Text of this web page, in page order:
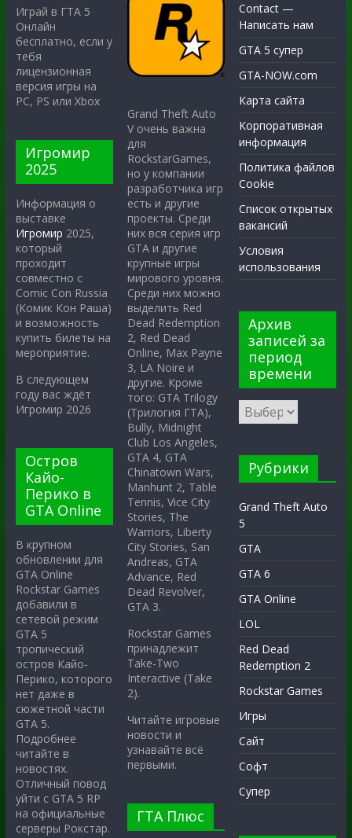
Играй в ГТА 5
Онлайн
бесплатно, если у
тебя
лицензионная
версия игры на
PC, PS или Xbox
Игромир
2025
Информация о
выставке
Игромир 2025,
который
проходит
совместно с
Comic Con Russia
(Комик Кон Раша)
и возможность
купить билеты на
мероприятие.
В следующем
году вас ждёт
Игромир 2026
Остров
Кайо-
Перико в
GTA Online
В крупном
обновлении для
GTA Online
Rockstar Games
добавили в
сетевой режим
GTA 5
тропический
остров Кайо-
Перико, которого
нет даже в
сюжетной части
GTA 5.
Подробнее
читайте в
новостях.
Отличный повод
уйти с GTA 5 RP
на официальные
серверы Рокстар.
Grand Theft Auto
V очень важна
для
RockstarGames,
но у компании
разработчика игр
есть и другие
проекты. Среди
них вся серия игр
GTA и другие
крупные игры
мирового уровня.
Среди них можно
выделить Red
Dead Redemption
2, Red Dead
Online, Max Payne
3, LA Noire и
другие. Кроме
того: GTA Trilogy
(Трилогия ГТА),
Bully, Midnight
Club Los Angeles,
GTA 4, GTA
Chinatown Wars,
Manhunt 2, Table
Tennis, Vice City
Stories, The
Warriors, Liberty
City Stories, San
Andreas, GTA
Advance, Red
Dead Revolver,
GTA 3.
Rockstar Games
принадлежит
Take-Two
Interactive (Take
2).
Читайте игровые
новости и
узнавайте всё
первыми.
ГТА Плюс
Contact —
Написать нам
GTA 5 супер
GTA-NOW.com
Карта сайта
Корпоративная
информация
Политика файлов
Cookie
Список открытых
вакансий
Условия
использования
Архив
записей за
период
времени
Рубрики
Grand Theft Auto
5
GTA
GTA 6
GTA Online
LOL
Red Dead
Redemption 2
Rockstar Games
Игры
Сайт
Софт
Супер